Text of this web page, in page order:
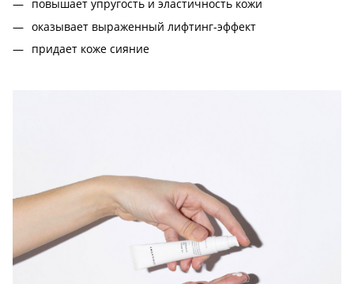
повышает упругость и эластичность кожи
оказывает выраженный лифтинг-эффект
придает коже сияние